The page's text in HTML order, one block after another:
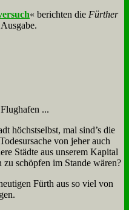
« be­rich­ten die Für­ther
...
höchst­selbst, mal sind’s die
von je­her auch
Städ­te aus un­se­rem Ka­pi­tal
schöp­fen im Stan­de wä­ren?
Fürth aus so viel von